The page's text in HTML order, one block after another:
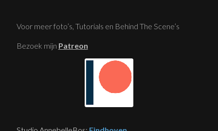
Voor meer foto’s, Tutorials en Behind The Scene’s
Bezoek mijn Patreon